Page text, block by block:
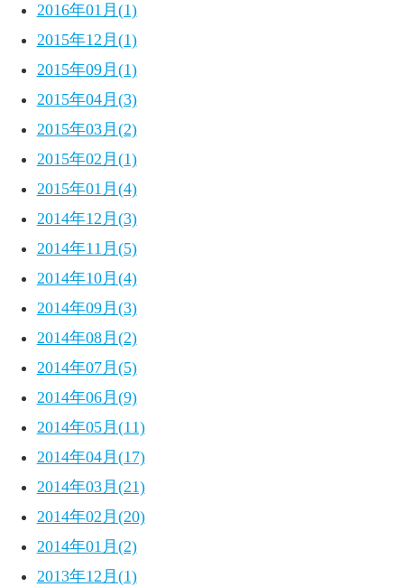
2016年01月(1)
2015年12月(1)
2015年09月(1)
2015年04月(3)
2015年03月(2)
2015年02月(1)
2015年01月(4)
2014年12月(3)
2014年11月(5)
2014年10月(4)
2014年09月(3)
2014年08月(2)
2014年07月(5)
2014年06月(9)
2014年05月(11)
2014年04月(17)
2014年03月(21)
2014年02月(20)
2014年01月(2)
2013年12月(1)